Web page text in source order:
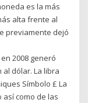
es la más
alta frente al
previamente dejó
2008 generó
dólar. La libra
Símbolo £ La
como de las